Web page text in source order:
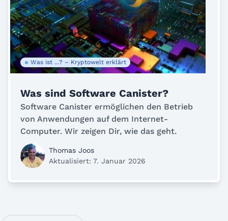
Was ist ...? – Kryptowelt erklärt
Was sind Software Canister?
Software Canister ermöglichen den Betrieb
von Anwendungen auf dem Internet-
Computer. Wir zeigen Dir, wie das geht.
Thomas Joos
Aktualisiert: 7. Januar 2026